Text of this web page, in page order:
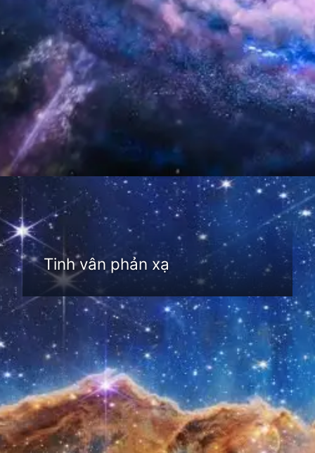
Đang mở https://thienvanhoc.edu.vn/tim-hieu-tinh-van
Tinh vân phản xạ